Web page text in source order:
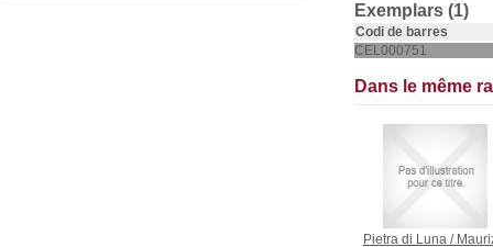
Exemplars (1)
Codi de barres
CEL000751
Dans le même
Pietra di Luna/